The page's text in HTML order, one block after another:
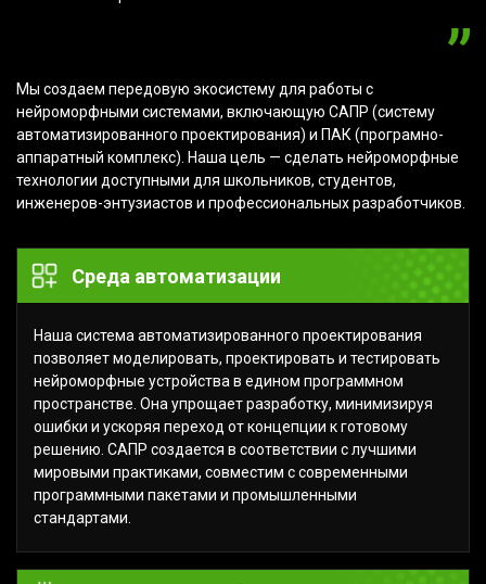
Мы создаем передовую экосистему для работы с
нейроморфными системами, включающую САПР (систему
автоматизированного проектирования) и ПАК (програмно-
аппаратный комплекс). Наша цель — сделать нейроморфные
технологии доступными для школьников, студентов,
инженеров-энтузиастов и профессиональных разработчиков.
Среда автоматизации
Наша система автоматизированного проектирования
позволяет моделировать, проектировать и тестировать
нейроморфные устройства в едином программном
пространстве. Она упрощает разработку, минимизируя
ошибки и ускоряя переход от концепции к готовому
решению. САПР создается в соответствии с лучшими
мировыми практиками, совместим с современными
программными пакетами и промышленными
стандартами.